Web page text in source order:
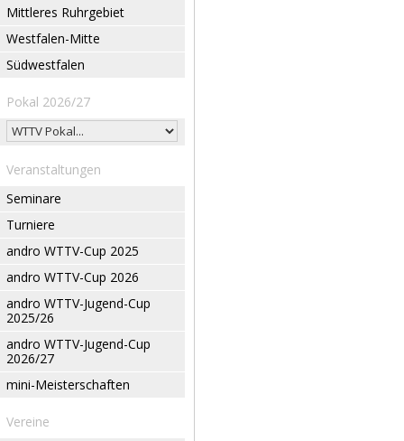
Mittleres Ruhrgebiet
Westfalen-Mitte
Südwestfalen
Pokal 2026/27
Veranstaltungen
Seminare
Turniere
andro WTTV-Cup 2025
andro WTTV-Cup 2026
andro WTTV-Jugend-Cup
2025/26
andro WTTV-Jugend-Cup
2026/27
mini-Meisterschaften
Vereine